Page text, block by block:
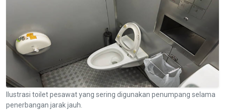
Ilustrasi toilet pesawat yang sering digunakan penumpang selama
penerbangan jarak jauh.